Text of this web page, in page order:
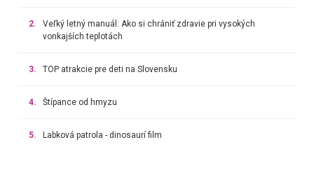
2.
Veľký letný manuál: Ako si chrániť zdravie pri vysokých
vonkajších teplotách
3. TOP atrakcie pre deti na Slovensku
4. Štípance od hmyzu
5. Labková patrola - dinosaurí film